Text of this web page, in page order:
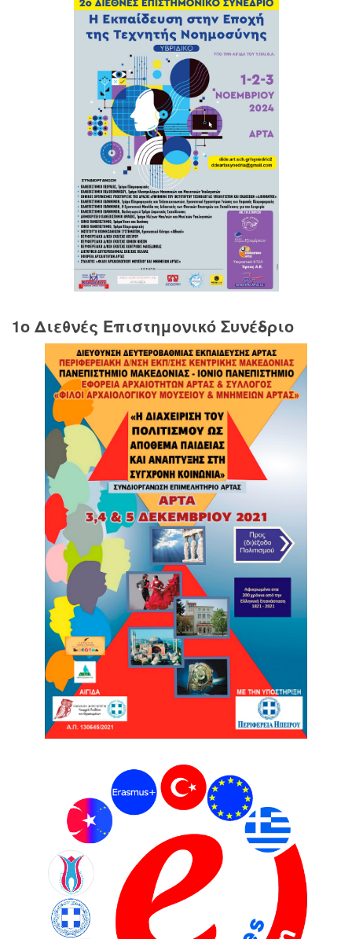
1o Διεθνές Επιστημονικό Συνέδριο